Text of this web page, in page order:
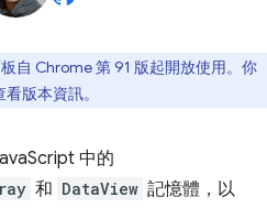
自 Chrome 第 91 版起開放使用。你
看版本資訊。
中的
和 DataView 記憶體，以